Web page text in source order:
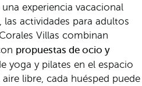
experiencia vacacional
actividades para adultos
Villas combinan
propuestas de ocio y
yoga y pilates en el espacio
libre, cada huésped puede